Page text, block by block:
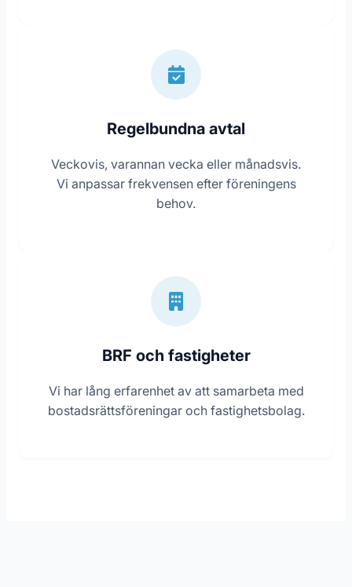
Regelbundna avtal
Veckovis, varannan vecka eller månadsvis.
Vi anpassar frekvensen efter föreningens
behov.
BRF och fastigheter
Vi har lång erfarenhet av att samarbeta med
bostadsrättsföreningar och fastighetsbolag.